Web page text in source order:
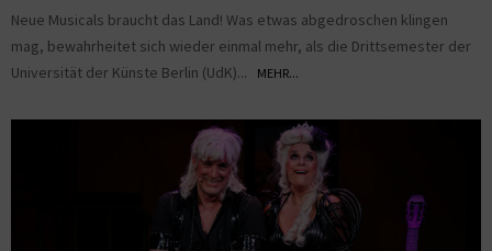
Neue Musicals braucht das Land! Was etwas abgedroschen klingen
mag, bewahrheitet sich wieder einmal mehr, als die Drittsemester der
Universität der Künste Berlin (UdK)...
MEHR...